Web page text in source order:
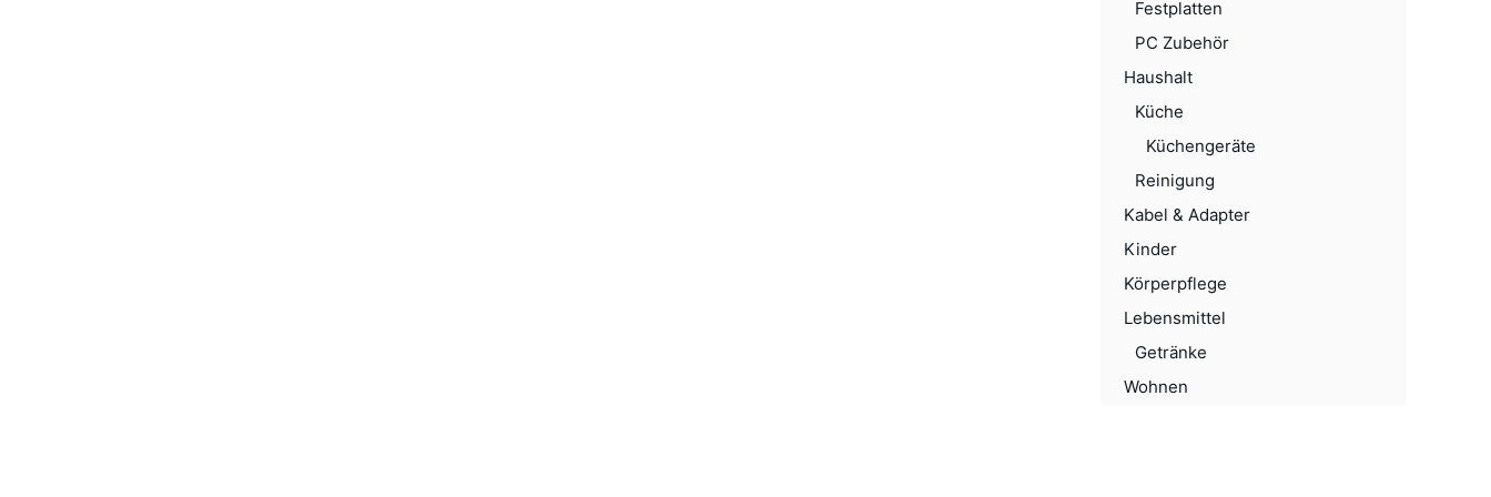
Festplatten
PC Zubehör
Haushalt
Küche
Küchengeräte
Reinigung
Kabel & Adapter
Kinder
Körperpflege
Lebensmittel
Getränke
Wohnen